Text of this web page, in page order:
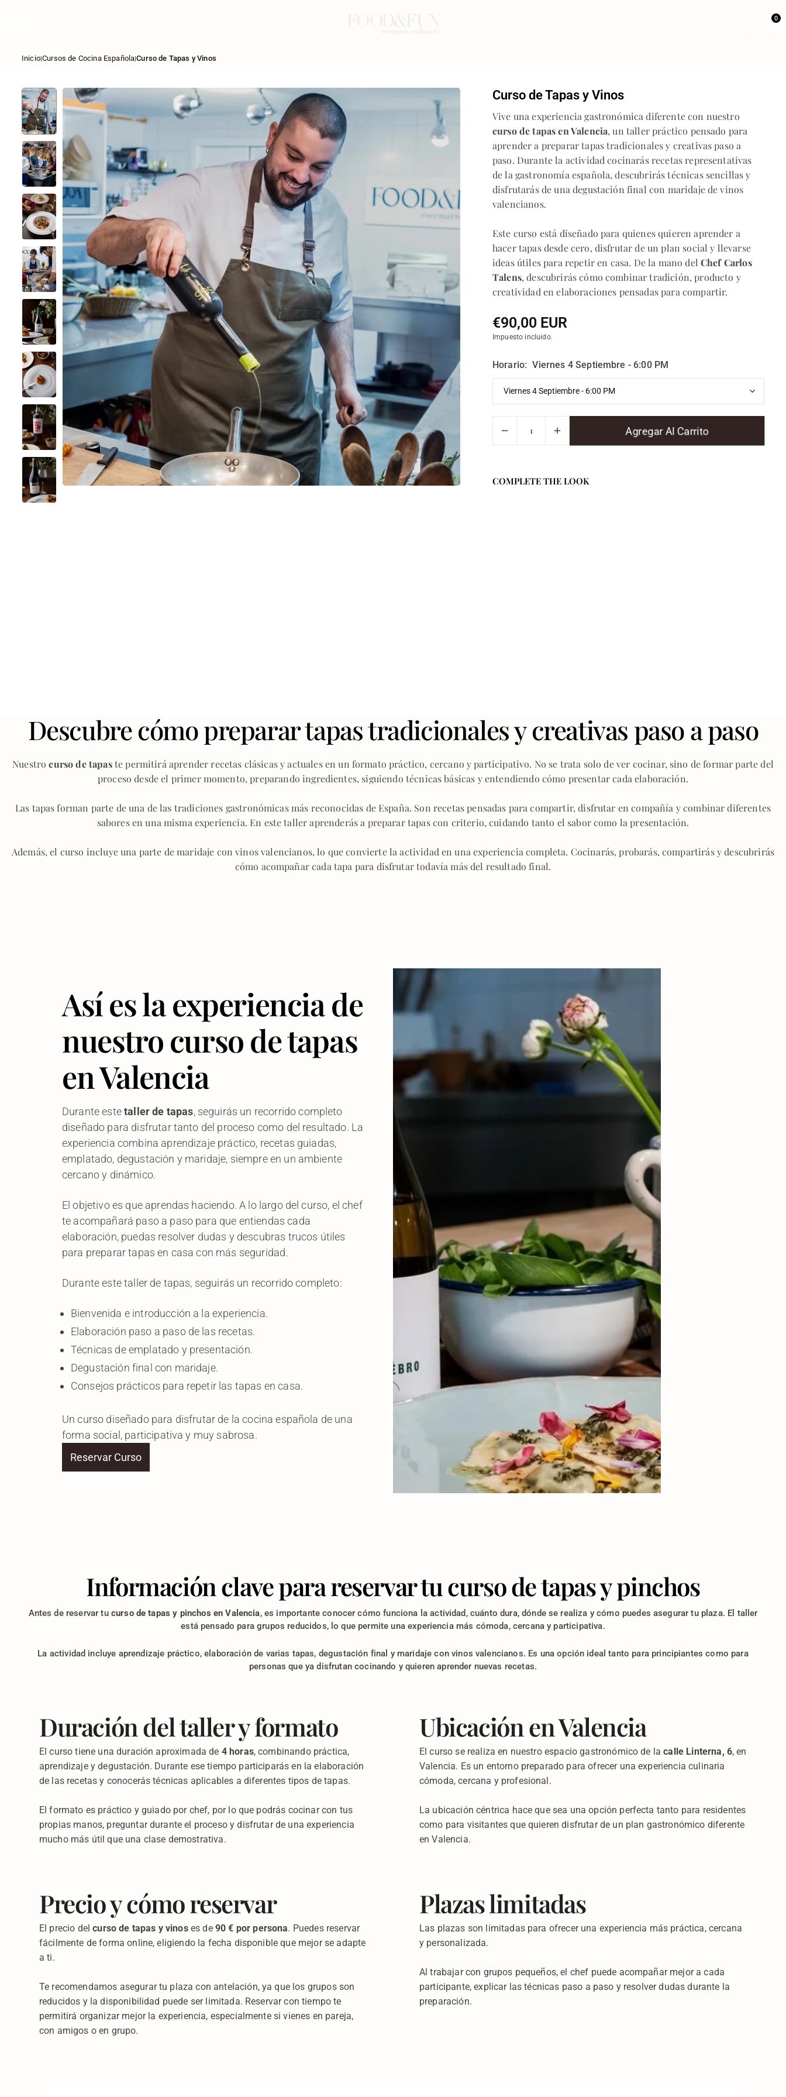
0
Inicio|Cursos de Cocina Española|Curso de Tapas y Vinos
Curso de Tapas y Vinos
Vive una experiencia gastronómica diferente con nuestro
curso de tapas en Valencia, un taller práctico pensado para
aprender a preparar tapas tradicionales y creativas paso a
paso. Durante la actividad cocinarás recetas representativas
de la gastronomía española, descubrirás técnicas sencillas y
disfrutarás de una degustación final con maridaje de vinos
valencianos.
Este curso está diseñado para quienes quieren aprender a
hacer tapas desde cero, disfrutar de un plan social y llevarse
ideas útiles para repetir en casa. De la mano delChef Carlos
Talens, descubrirás cómo combinar tradición, producto y
creatividad en elaboraciones pensadas para compartir.
Precio
habitual
€90,00 EUR
Impuesto incluido.
Horario: Viernes 4 Septiembre - 6:00 PM
Agregar Al Carrito
COMPLETE THE LOOK
Descubre cómo preparar tapas tradicionales y creativas paso a paso
Nuestrocurso de tapaste permitirá aprender recetas clásicas y actuales en un formato práctico, cercano y participativo. No se trata solo de ver cocinar, sino de formar parte del
proceso desde el primer momento, preparando ingredientes, siguiendo técnicas básicas y entendiendo cómo presentar cada elaboración.
Las tapas forman parte de una de las tradiciones gastronómicas más reconocidas de España. Son recetas pensadas para compartir, disfrutar en compañía y combinar diferentes
sabores en una misma experiencia. En este taller aprenderás a preparar tapas con criterio, cuidando tanto el sabor como la presentación.
Además, el curso incluye una parte de maridaje con vinos valencianos, lo que convierte la actividad en una experiencia completa. Cocinarás, probarás, compartirás y descubrirás
cómo acompañar cada tapa para disfrutar todavía más del resultado final.
Así es la experiencia de
nuestro curso de tapas
en Valencia
Durante estetaller de tapas, seguirás un recorrido completo
diseñado para disfrutar tanto del proceso como del resultado. La
experiencia combina aprendizaje práctico, recetas guiadas,
emplatado, degustación y maridaje, siempre en un ambiente
cercano y dinámico.
El objetivo es que aprendas haciendo. A lo largo del curso, el chef
te acompañará paso a paso para que entiendas cada
elaboración, puedas resolver dudas y descubras trucos útiles
para preparar tapas en casa con más seguridad.
Durante este taller de tapas, seguirás un recorrido completo:
Bienvenida e introducción a la experiencia.
Elaboración paso a paso de las recetas.
Técnicas de emplatado y presentación.
Degustación final con maridaje.
Consejos prácticos para repetir las tapas en casa.
Un curso diseñado para disfrutar de la cocina española de una
forma social, participativa y muy sabrosa.
Reservar Curso
Información clave para reservar tu curso de tapas y pinchos
Antes de reservar tu curso de tapas y pinchos en Valencia, es importante conocer cómo funciona la actividad, cuánto dura, dónde se realiza y cómo puedes asegurar tu plaza. El taller
está pensado para grupos reducidos, lo que permite una experiencia más cómoda, cercana y participativa.
La actividad incluye aprendizaje práctico, elaboración de varias tapas, degustación final y maridaje con vinos valencianos. Es una opción ideal tanto para principiantes como para
personas que ya disfrutan cocinando y quieren aprender nuevas recetas.
Duración del taller y formato
El curso tiene una duración aproximada de 4 horas, combinando práctica,
aprendizaje y degustación. Durante ese tiempo participarás en la elaboración
de las recetas y conocerás técnicas aplicables a diferentes tipos de tapas.
El formato es práctico y guiado por chef, por lo que podrás cocinar con tus
propias manos, preguntar durante el proceso y disfrutar de una experiencia
mucho más útil que una clase demostrativa.
Ubicación en Valencia
El curso se realiza en nuestro espacio gastronómico de lacalle Linterna, 6, en
Valencia. Es un entorno preparado para ofrecer una experiencia culinaria
cómoda, cercana y profesional.
La ubicación céntrica hace que sea una opción perfecta tanto para residentes
como para visitantes que quieren disfrutar de un plan gastronómico diferente
en Valencia.
Precio y cómo reservar
El precio delcurso de tapas y vinoses de 90 € por persona. Puedes reservar
fácilmente de forma online, eligiendo la fecha disponible que mejor se adapte
a ti.
Te recomendamos asegurar tu plaza con antelación, ya que los grupos son
reducidos y la disponibilidad puede ser limitada. Reservar con tiempo te
permitirá organizar mejor la experiencia, especialmente si vienes en pareja,
con amigos o en grupo.
Plazas limitadas
Las plazas son limitadas para ofrecer una experiencia más práctica, cercana
y personalizada.
Al trabajar con grupos pequeños, el chef puede acompañar mejor a cada
participante, explicar las técnicas paso a paso y resolver dudas durante la
preparación.